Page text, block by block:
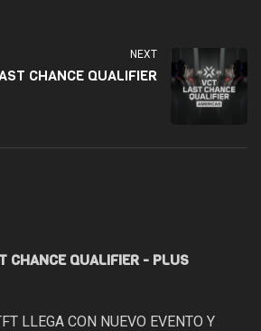
NEXT
CHANCE QUALIFIER
CHANCE QUALIFIER - PLUS
LLEGA CON NUEVO EVENTO Y